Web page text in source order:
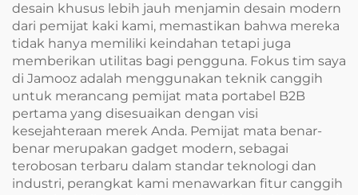
desain khusus lebih jauh menjamin desain modern
dari pemijat kaki kami, memastikan bahwa mereka
tidak hanya memiliki keindahan tetapi juga
memberikan utilitas bagi pengguna. Fokus tim saya
di Jamooz adalah menggunakan teknik canggih
untuk merancang pemijat mata portabel B2B
pertama yang disesuaikan dengan visi
kesejahteraan merek Anda. Pemijat mata benar-
benar merupakan gadget modern, sebagai
terobosan terbaru dalam standar teknologi dan
industri, perangkat kami menawarkan fitur canggih